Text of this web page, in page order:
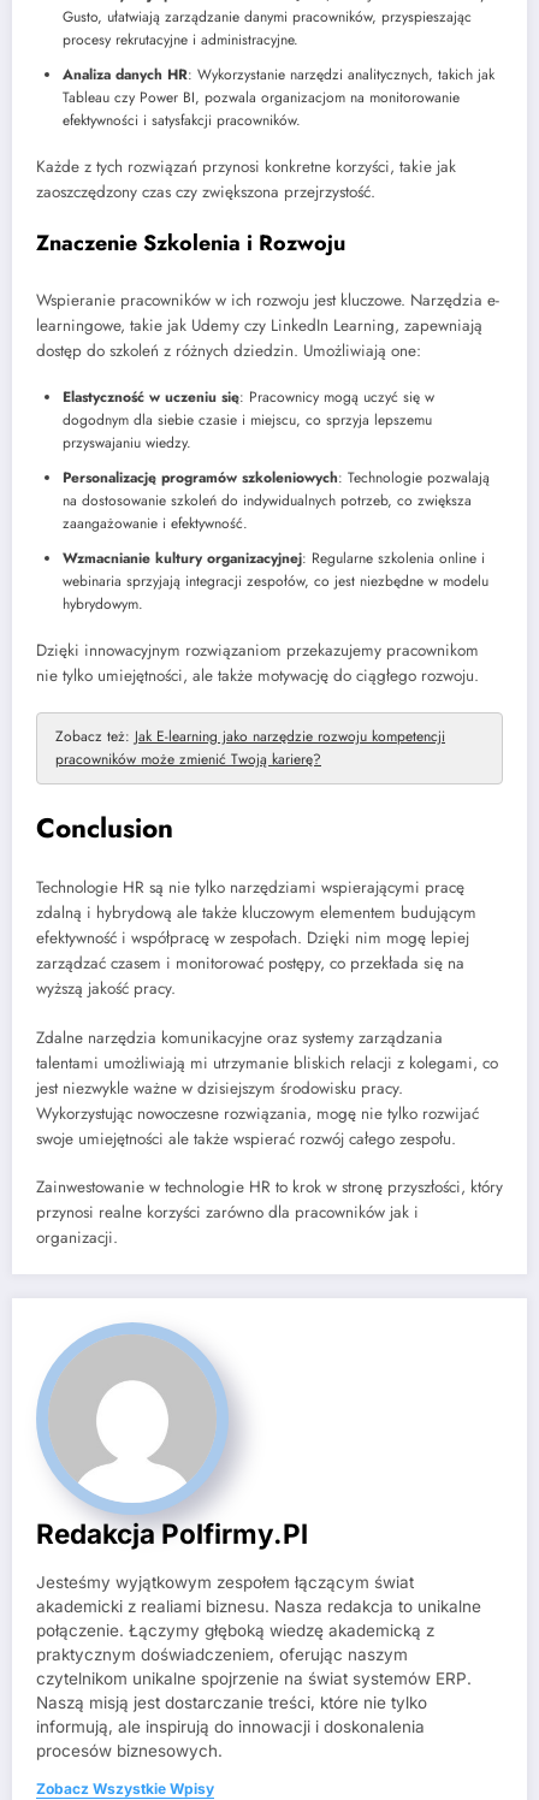
Gusto, ułatwiają zarządzanie danymi pracowników, przyspieszając
procesy rekrutacyjne i administracyjne.
Analiza danych HR: Wykorzystanie narzędzi analitycznych, takich jak
Tableau czy Power BI, pozwala organizacjom na monitorowanie
efektywności i satysfakcji pracowników.
Każde z tych rozwiązań przynosi konkretne korzyści, takie jak
zaoszczędzony czas czy zwiększona przejrzystość.
Znaczenie Szkolenia i Rozwoju
Wspieranie pracowników w ich rozwoju jest kluczowe. Narzędzia e-
learningowe, takie jak Udemy czy LinkedIn Learning, zapewniają
dostęp do szkoleń z różnych dziedzin. Umożliwiają one:
Elastyczność w uczeniu się: Pracownicy mogą uczyć się w
dogodnym dla siebie czasie i miejscu, co sprzyja lepszemu
przyswajaniu wiedzy.
Personalizację programów szkoleniowych: Technologie pozwalają
na dostosowanie szkoleń do indywidualnych potrzeb, co zwiększa
zaangażowanie i efektywność.
Wzmacnianie kultury organizacyjnej: Regularne szkolenia online i
webinaria sprzyjają integracji zespołów, co jest niezbędne w modelu
hybrydowym.
Dzięki innowacyjnym rozwiązaniom przekazujemy pracownikom
nie tylko umiejętności, ale także motywację do ciągłego rozwoju.
Zobacz też: Jak E-learning jako narzędzie rozwoju kompetencji
pracowników może zmienić Twoją karierę?
Conclusion
Technologie HR są nie tylko narzędziami wspierającymi pracę
zdalną i hybrydową ale także kluczowym elementem budującym
efektywność i współpracę w zespołach. Dzięki nim mogę lepiej
zarządzać czasem i monitorować postępy, co przekłada się na
wyższą jakość pracy.
Zdalne narzędzia komunikacyjne oraz systemy zarządzania
talentami umożliwiają mi utrzymanie bliskich relacji z kolegami, co
jest niezwykle ważne w dzisiejszym środowisku pracy.
Wykorzystując nowoczesne rozwiązania, mogę nie tylko rozwijać
swoje umiejętności ale także wspierać rozwój całego zespołu.
Zainwestowanie w technologie HR to krok w stronę przyszłości, który
przynosi realne korzyści zarówno dla pracowników jak i
organizacji.
Redakcja Polfirmy.pl
Jesteśmy wyjątkowym zespołem łączącym świat
akademicki z realiami biznesu. Nasza redakcja to unikalne
połączenie. Łączymy głęboką wiedzę akademicką z
praktycznym doświadczeniem, oferując naszym
czytelnikom unikalne spojrzenie na świat systemów ERP.
Naszą misją jest dostarczanie treści, które nie tylko
informują, ale inspirują do innowacji i doskonalenia
procesów biznesowych.
Zobacz Wszystkie Wpisy